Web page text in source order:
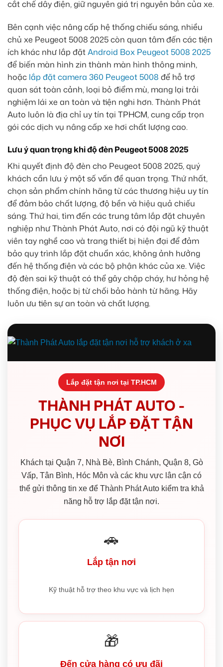
cắt chế dây điện, giữ nguyên giá trị nguyên bản của xe.
Bên cạnh việc nâng cấp hệ thống chiếu sáng, nhiều
chủ xe Peugeot 5008 2025 còn quan tâm đến các tiện
ích khác như lắp đặtAndroid Box Peugeot 5008 2025
để biến màn hình zin thành màn hình thông minh,
hoặc lắp đặt camera 360 Peugeot 5008 để hỗ trợ
quan sát toàn cảnh, loại bỏ điểm mù, mang lại trải
nghiệm lái xe an toàn và tiện nghi hơn. Thành Phát
Auto luôn là địa chỉ uy tín tại TPHCM, cung cấp trọn
gói các dịch vụ nâng cấp xe hơi chất lượng cao.
Lưu ý quan trọng khi độ đèn Peugeot 5008 2025
Khi quyết định độ đèn cho Peugeot 5008 2025, quý
khách cần lưu ý một số vấn đề quan trọng. Thứ nhất,
chọn sản phẩm chính hãng từ các thương hiệu uy tín
để đảm bảo chất lượng, độ bền và hiệu quả chiếu
sáng. Thứ hai, tìm đến các trung tâm lắp đặt chuyên
nghiệp như Thành Phát Auto, nơi có đội ngũ kỹ thuật
viên tay nghề cao và trang thiết bị hiện đại để đảm
bảo quy trình lắp đặt chuẩn xác, không ảnh hưởng
đến hệ thống điện và các bộ phận khác của xe. Việc
độ đèn sai kỹ thuật có thể gây chập cháy, hư hỏng hệ
thống điện, hoặc bị từ chối bảo hành từ hãng. Hãy
luôn ưu tiên sự an toàn và chất lượng.
Lắp đặt tận nơi tại TP.HCM
THÀNH PHÁT AUTO -
PHỤC VỤ LẮP ĐẶT TẬN
NƠI
Khách tại Quận 7, Nhà Bè, Bình Chánh, Quận 8, Gò
Vấp, Tân Bình, Hóc Môn và các khu vực lân cận có
thể gửi thông tin xe để Thành Phát Auto kiểm tra khả
năng hỗ trợ lắp đặt tận nơi.
🚗
Lắp tận nơi
Kỹ thuật hỗ trợ theo khu vực và lịch hẹn
🎁
Đến cửa hàng có ưu đãi